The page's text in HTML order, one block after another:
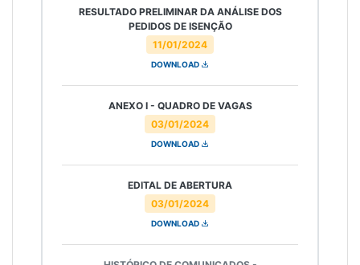
11/01/2024
RESULTADO PRELIMINAR DA ANÁLISE DOS
PEDIDOS DE ISENÇÃO
DOWNLOAD
03/01/2024
ANEXO I - QUADRO DE VAGAS
DOWNLOAD
03/01/2024
EDITAL DE ABERTURA
DOWNLOAD